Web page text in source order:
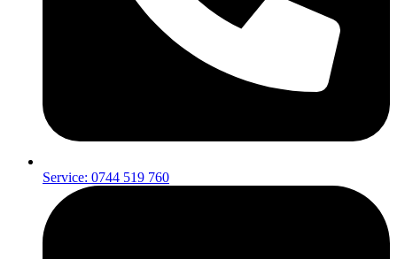
Service: 0744 519 760